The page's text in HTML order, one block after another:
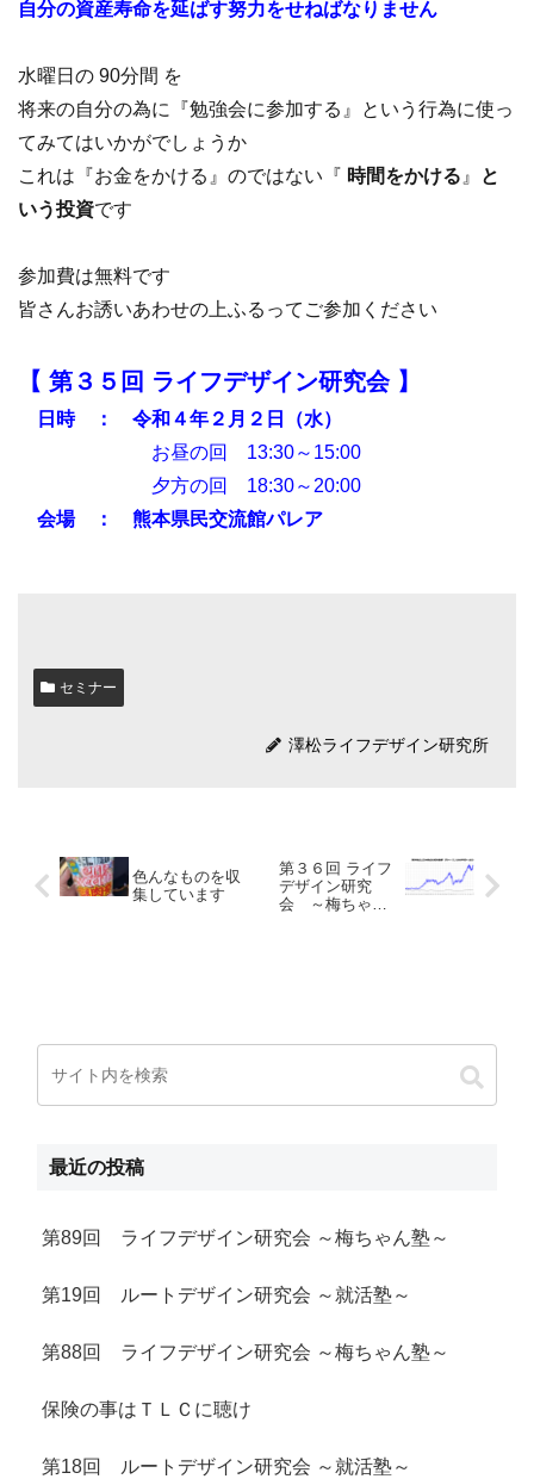
自分の資産寿命を延ばす努力をせねばなりません
水曜日の 90分間 を
将来の自分の為に『勉強会に参加する』という行為に使っ
てみてはいかがでしょうか
これは『お金をかける』のではない『 時間をかける 』
と
いう投資です
参加費は無料です
皆さんお誘いあわせの上ふるってご参加ください
【 第３５ 回 ライフデザイン研究会 】
日時 ： 令和４年２月２日（水）
お昼の回 13:30～15:00
夕方の回 18:30～20:00
会場 ： 熊本県民交流館パレア
セミナー
澤松ライフデザイン研究所
色んなものを収
集しています
第３６回 ライフ
デザイン研究
会 ～梅ちゃん
最近の投稿
第89回 ライフデザイン研究会 ～梅ちゃん塾～
第19回 ルートデザイン研究会 ～就活塾～
第88回 ライフデザイン研究会 ～梅ちゃん塾～
保険の事はＴＬＣに聴け
第18回 ルートデザイン研究会 ～就活塾～